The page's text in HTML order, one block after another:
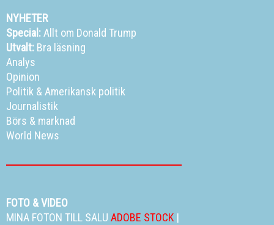
NYHETER
Special:Allt om Donald Trump
Utvalt: Bra läsning
Analys
Opinion
Politik &Amerikansk politik
Journalistik
Börs & marknad
World News
FOTO & VIDEO
MINA FOTON TILL SALU ADOBE STOCK |